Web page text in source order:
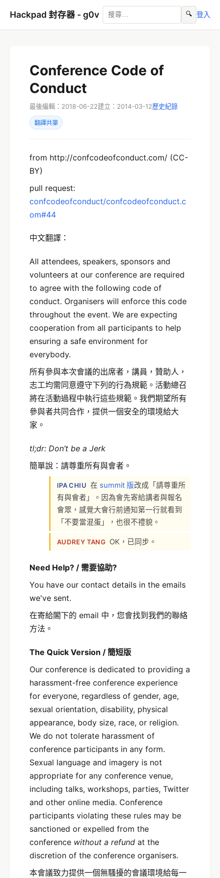
Hackpad 封存器 - g0v 🔍 登入
Conference Code of
Conduct
最後編輯：2018-06-22建立：2014-03-12歷史紀錄
翻譯共筆
from http://confcodeofconduct.com/ (CC-
BY)
pull request:
confcodeofconduct/confcodeofconduct.c
om#44
中文翻譯：
All attendees, speakers, sponsors and
volunteers at our conference are required
to agree with the following code of
conduct. Organisers will enforce this code
throughout the event. We are expecting
cooperation from all participants to help
ensuring a safe environment for
everybody.
所有參與本次會議的出席者，講員，贊助人，
志工均需同意遵守下列的行為規範。活動總召
將在活動過程中執行這些規範。我們期望所有
參與者共同合作，提供一個安全的環境給大
家。
tl;dr: Don’t be a Jerk
簡單說：請尊重所有與會者。
IPA CHIU 在 summit 版改成「請尊重所
有與會者」。因為會先寄給講者與報名
會眾，感覺大會行前通知第一行就看到
「不要當混蛋」，也很不禮貌。
AUDREY TANG OK，已同步。
Need Help? / 需要協助?
You have our contact details in the emails
we've sent.
在寄給閣下的 email 中，您會找到我們的聯絡
方法。
The Quick Version / 簡短版
Our conference is dedicated to providing a
harassment-free conference experience
for everyone, regardless of gender, age,
sexual orientation, disability, physical
appearance, body size, race, or religion.
We do not tolerate harassment of
conference participants in any form.
Sexual language and imagery is not
appropriate for any conference venue,
including talks, workshops, parties, Twitter
and other online media. Conference
participants violating these rules may be
sanctioned or expelled from the
conference without a refund at the
discretion of the conference organisers.
本會議致力提供一個無騷擾的會議環境給每一